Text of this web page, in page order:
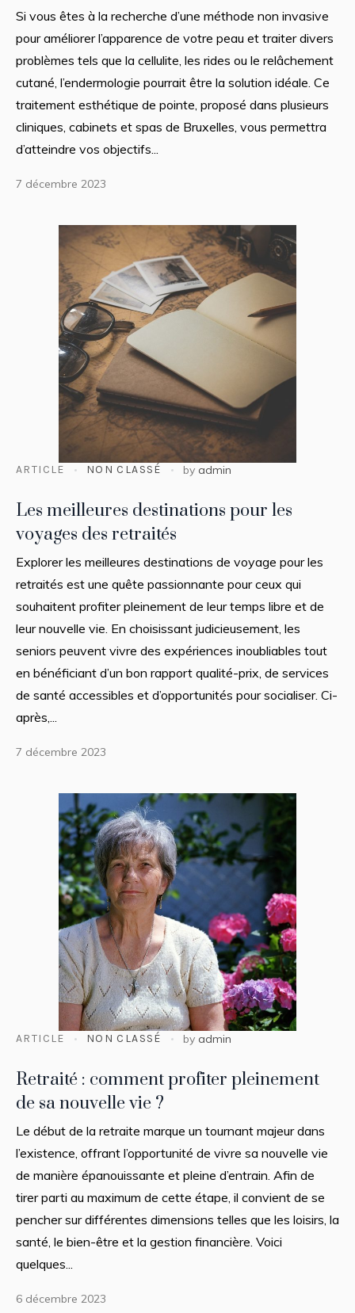
Si vous êtes à la recherche d’une méthode non invasive
pour améliorer l’apparence de votre peau et traiter divers
problèmes tels que la cellulite, les rides ou le relâchement
cutané, l’endermologie pourrait être la solution idéale. Ce
traitement esthétique de pointe, proposé dans plusieurs
cliniques, cabinets et spas de Bruxelles, vous permettra
d’atteindre vos objectifs...
7 décembre 2023
ARTICLE NON CLASSÉ by admin
Les meilleures destinations pour les
voyages des retraités
Explorer les meilleures destinations de voyage pour les
retraités est une quête passionnante pour ceux qui
souhaitent profiter pleinement de leur temps libre et de
leur nouvelle vie. En choisissant judicieusement, les
seniors peuvent vivre des expériences inoubliables tout
en bénéficiant d’un bon rapport qualité-prix, de services
de santé accessibles et d’opportunités pour socialiser. Ci-
après,...
7 décembre 2023
ARTICLE NON CLASSÉ by admin
Retraité : comment profiter pleinement
de sa nouvelle vie ?
Le début de la retraite marque un tournant majeur dans
l’existence, offrant l’opportunité de vivre sa nouvelle vie
de manière épanouissante et pleine d’entrain. Afin de
tirer parti au maximum de cette étape, il convient de se
pencher sur différentes dimensions telles que les loisirs, la
santé, le bien-être et la gestion financière. Voici
quelques...
6 décembre 2023